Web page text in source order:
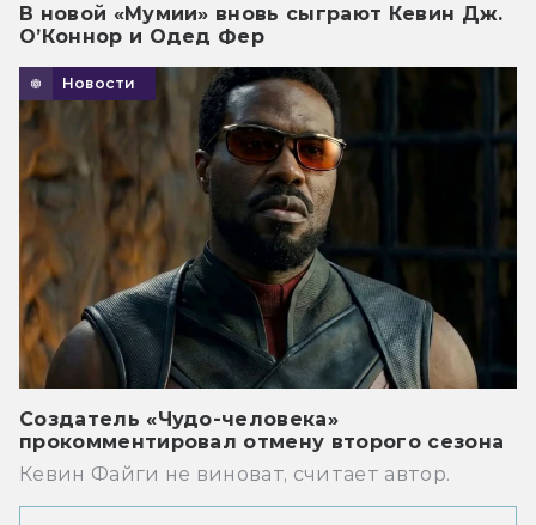
В новой «Мумии» вновь сыграют Кевин Дж.
О’Коннор и Одед Фер
Новости
Создатель «Чудо-человека»
прокомментировал отмену второго сезона
Кевин Файги не виноват, считает автор.